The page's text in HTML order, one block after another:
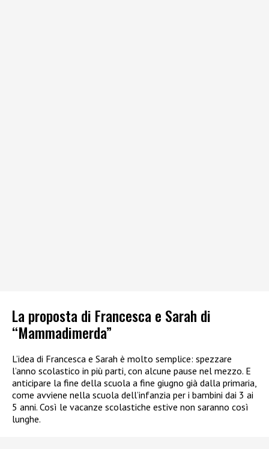
La proposta di Francesca e Sarah di
“Mammadimerda”
L’idea di Francesca e Sarah è molto semplice: spezzare
l’anno scolastico in più parti, con alcune pause nel mezzo. E
anticipare la fine della scuola a fine giugno già dalla primaria,
come avviene nella scuola dell’infanzia per i bambini dai 3 ai
5 anni. Così le vacanze scolastiche estive non saranno così
lunghe.